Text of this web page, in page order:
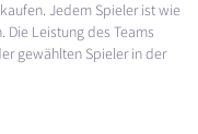
Jedem Spieler ist wie
Leistung des Teams
gewählten Spieler in der